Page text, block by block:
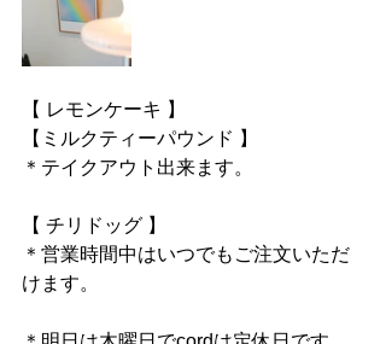
【 レモンケーキ 】
【ミルクティーパウンド 】
＊テイクアウト出来ます。
【 チリドッグ 】
＊営業時間中はいつでもご注文いただ
けます。